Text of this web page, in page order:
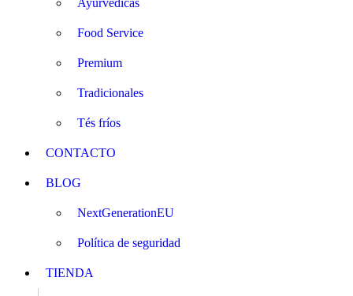
Ayurvédicas
Food Service
Premium
Tradicionales
Tés fríos
CONTACTO
BLOG
NextGenerationEU
Política de seguridad
TIENDA